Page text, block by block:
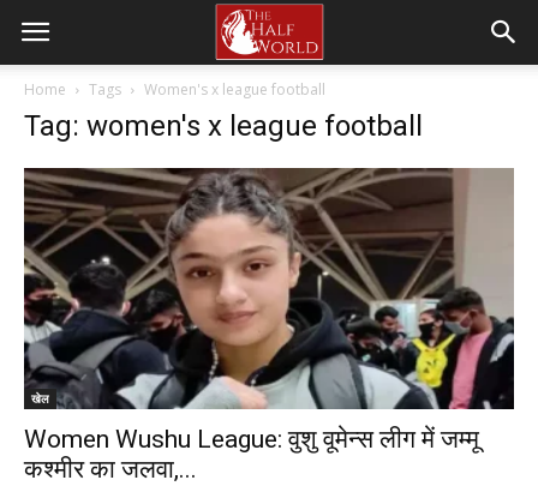
Home Tags Women's x league football
Tag: women's x league football
खेल
Women Wushu League: वुशु वूमेन्स लीग में जम्मू
कश्मीर का जलवा,...